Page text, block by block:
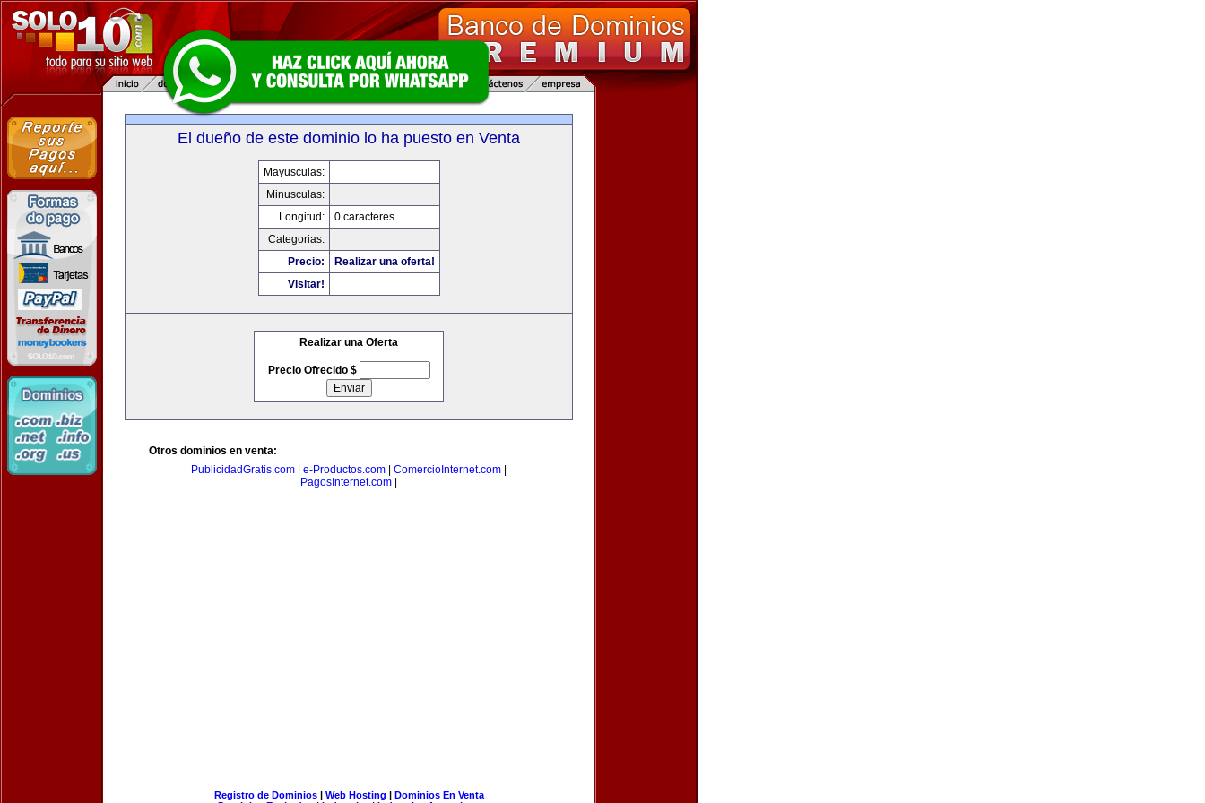
El dueño de este dominio lo ha puesto en Venta
Mayusculas:
Minusculas:
Longitud:
0 caracteres
Categorias:
Precio:
Realizar una oferta!
Visitar!
Realizar una Oferta
Precio Ofrecido $
Otros dominios en venta:
PublicidadGratis.com
e-Productos.com ComercioInternet.com
PagosInternet.com
Registro de Dominios| Web Hosting | Dominios En Venta